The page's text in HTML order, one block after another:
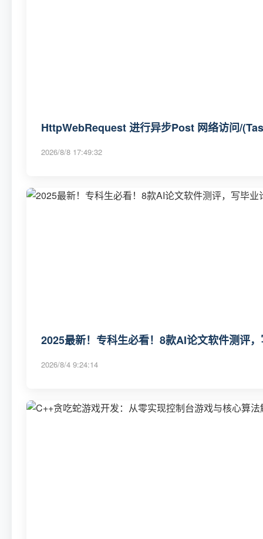
HttpWebRequest 进行异步Post 网络访问/
2026/8/8 17:49:32
2025最新！专科生必看！8款AI论文软件测评
2026/8/4 9:24:14